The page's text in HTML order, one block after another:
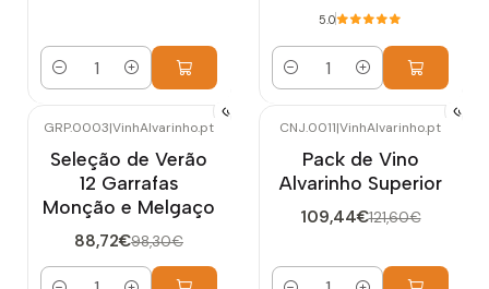
Cantidad
5.0
Cantidad
Nuevo
GRP.0003|VinhAlvarinho.pt
Seleção de Verão
12 Garrafas
Monção e Melgaço
88,72€98,30€
CNJ.0011|VinhAlvarinho.pt
Pack de Vino
Alvarinho Superior
109,44€121,60€